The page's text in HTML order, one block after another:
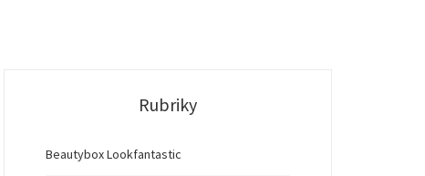
Rubriky
Beautybox Lookfantastic